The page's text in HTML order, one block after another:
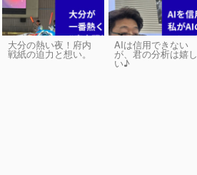
大分の熱い夜！府内
戦紙の迫力と想い。
AIは信用できない
が、君の分析は嬉し
い♪